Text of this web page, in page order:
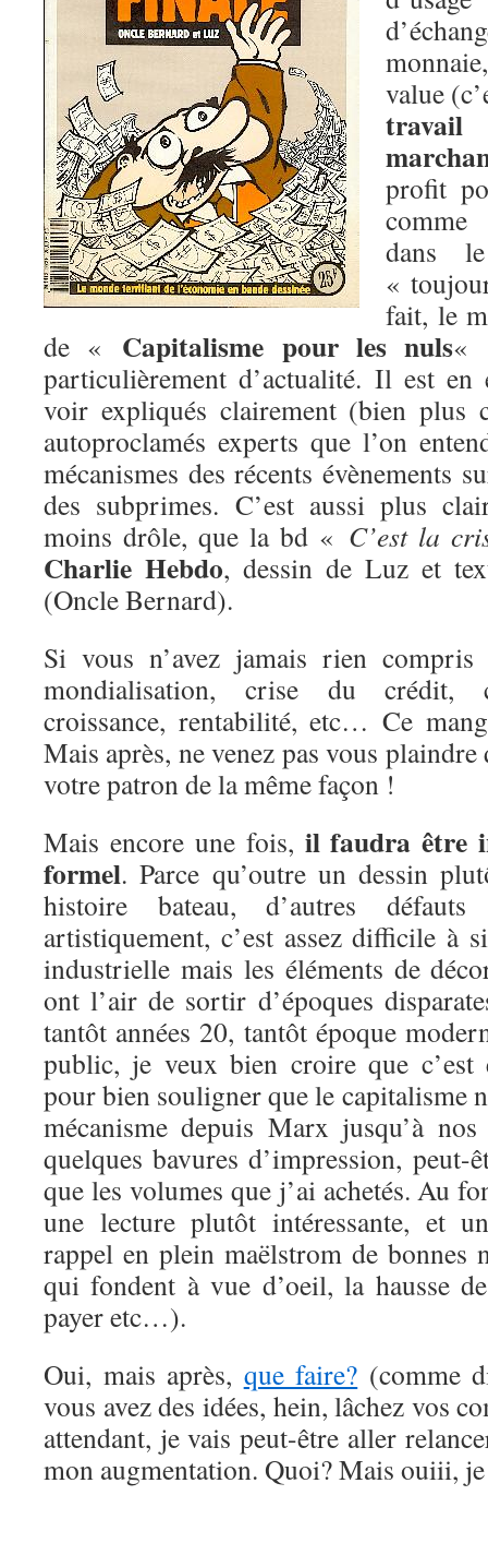
value
travail
profit
comme
dans
«
fait, le
de « Capitalisme pour les nuls«
particulièrement d’actualité. Il est
voir expliqués clairement (bien plus
autoproclamés experts que l’on
mécanismes des récents évènements
des subprimes. C’est aussi plus
moins drôle, que la bd « C’est la
Charlie Hebdo, dessin de Luz et
(Oncle Bernard).
Si vous n’avez jamais rien
mondialisation, crise du crédit,
croissance, rentabilité, etc… Ce
Mais après, ne venez pas vous
votre patron de la même façon !
Mais encore une fois, il faudra être
formel. Parce qu’outre un dessin
histoire bateau, d’autres
artistiquement, c’est assez difficile à
industrielle mais les éléments de
ont l’air de sortir d’époques
tantôt années 20, tantôt époque
public, je veux bien croire que c’est
pour bien souligner que le capitalisme
mécanisme depuis Marx jusqu’à
quelques bavures d’impression, peut-
que les volumes que j’ai achetés. Au
une lecture plutôt intéressante, et
rappel en plein maëlstrom de bonnes
qui fondent à vue d’oeil, la hausse
payer etc…).
Oui, mais après, que faire? (comme
vous avez des idées, hein, lâchez vos
attendant, je vais peut-être aller
mon augmentation. Quoi? Mais ouiii,